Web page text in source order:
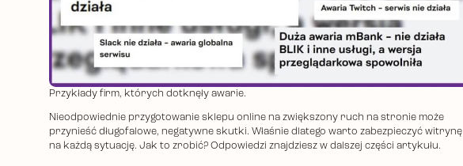
Przykłady firm, których dotknęły awarie.
Nieodpowiednie przygotowanie sklepu online na zwiększony ruch na stronie może
przynieść długofalowe, negatywne skutki. Właśnie dlatego warto zabezpieczyć witrynę
na każdą sytuację. Jak to zrobić? Odpowiedzi znajdziesz w dalszej części artykułu.